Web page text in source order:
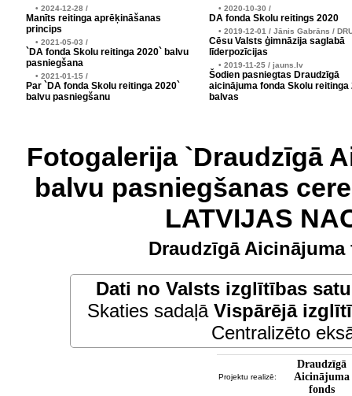
• 2024-12-28 /
Manīts reitinga aprēķināšanas
princips
• 2021-05-03 /
`DA fonda Skolu reitinga 2020` balvu
pasniegšana
• 2021-01-15 /
Par `DA fonda Skolu reitinga 2020`
balvu pasniegšanu
• 2020-10-30 /
DA fonda Skolu reitings 2020
• 2019-12-01 / Jānis Gabrāns /
Cēsu Valsts ģimnāzija saglabā
līderpozīcijas
• 2019-11-25 / jauns.lv
Šodien pasniegtas Draudzīgā
aicinājuma fonda Skolu reitinga
balvas
Fotogalerija `Draudzīgā
balvu pasniegšanas
LATVIJAS
Draudzīgā
Dati no Valsts izglītības
Skaties sadaļā Vispārējā
Centralizēto
Projektu realizē:
Draudzīgā
Aicinājuma
fonds